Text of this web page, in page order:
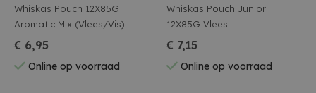
Whiskas Pouch 12X85G
Aromatic Mix (Vlees/Vis)
€ 6,95
Online op voorraad
Whiskas Pouch Junior
12X85G Vlees
€ 7,15
Online op voorraad